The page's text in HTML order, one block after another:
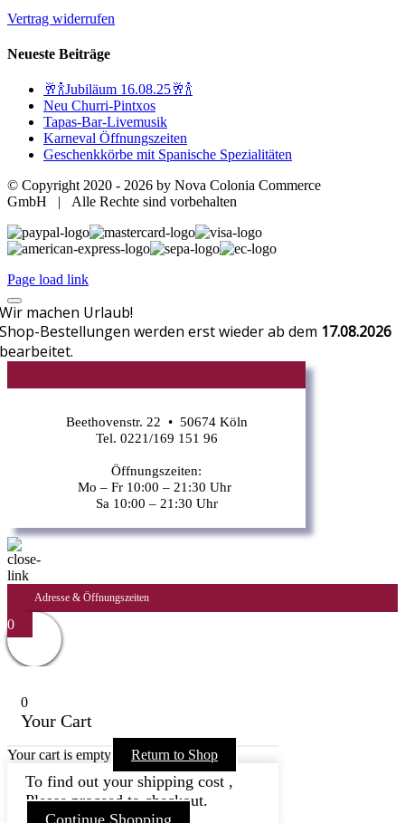
Vertrag widerrufen
Neueste Beiträge
🥂🍾Jubiläum 16.08.25🥂🍾
Neu Churri-Pintxos
Tapas-Bar-Livemusik
Karneval Öffnungszeiten
Geschenkkörbe mit Spanische Spezialitäten
© Copyright 2020 - 2026 by Nova Colonia Commerce
GmbH | Alle Rechte sind vorbehalten
Page load link
Wir machen Urlaub!
Shop-Bestellungen werden erst wieder ab dem 17.08.2026
bearbeitet.
Beethovenstr. 22 • 50674 Köln
Tel. 0221/169 151 96
Öffnungszeiten:
Mo – Fr 10:00 – 21:30 Uhr
Sa 10:00 – 21:30 Uhr
Adresse & Öffnungszeiten
0
0
Your Cart
Your cart is empty Return to Shop
To find out your shipping cost ,
Please proceed to checkout.